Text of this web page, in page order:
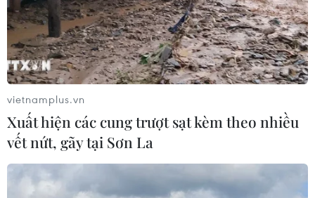
CƠ QUAN CHỦ QUẢN: THÔNG TẤN XÃ VIỆT NAM
Tổng Biên tập: TRẦN TIẾN DUẨN
Phó Tổng Biên tập: NGUYỄN THỊ TÁM, KHÚC THANH
THỦY
Sở hữu trí tuệ
Quy định sử dụng
Ngôn ngữ
TTXVN
vietnamplus.vn
Xuất hiện các cung trượt sạt kèm theo nhiều
vết nứt, gãy tại Sơn La